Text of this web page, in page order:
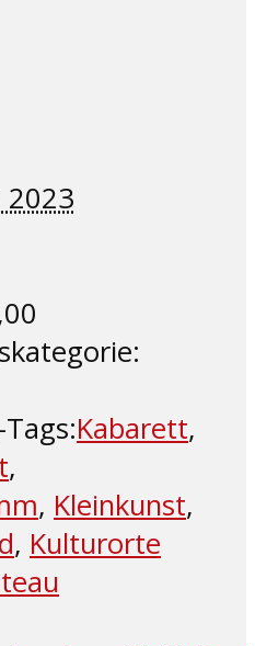
2023
Kabarett,
,
, Kleinkunst,
, Kulturorte